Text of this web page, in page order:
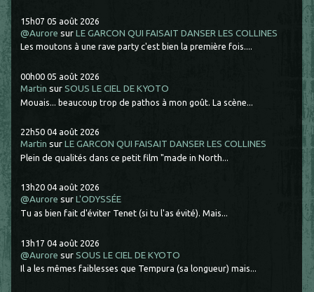
15h07 05 août 2026
@Aurore surLE GARCON QUI FAISAIT DANSER LES COLLINES
Les moutons à une rave party c'est bien la première fois....
00h00 05 août 2026
Martin surSOUS LE CIEL DE KYOTO
Mouais... beaucoup trop de pathos à mon goût. La scène...
22h50 04 août 2026
Martin surLE GARCON QUI FAISAIT DANSER LES COLLINES
Plein de qualités dans ce petit film "made in North...
13h20 04 août 2026
@Aurore surL'ODYSSÉE
Tu as bien fait d'éviter Tenet (si tu l'as évité). Mais...
13h17 04 août 2026
@Aurore surSOUS LE CIEL DE KYOTO
Il a les mêmes faiblesses que Tempura (sa longueur) mais...